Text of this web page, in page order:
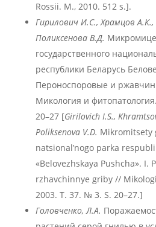
Rossii. M., 2010. 512 s.].
Гирилович И.С., Храмцов А.К.,
Поликсенова В.Д.
государственного
республики Беларусь
Пероноспоровые и
Микология и
20–27 [GirilovichI.S.,
PoliksenovaV.D. Mikromitsety
natsional’nogo parka
«Belovezhskaya Pushcha». I.
rzhavchinnye griby //
2003. T. 37. № 3. S. 20–27.]
Головченко, Л.А.